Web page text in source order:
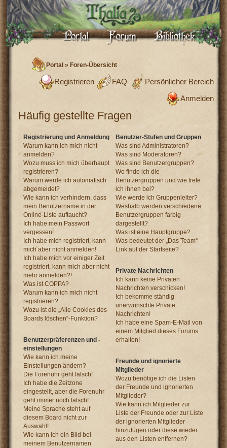
Portal »Foren-Übersicht
Persönlicher Bereich
FAQ
Registrieren
Anmelden
Häufig gestellte Fragen
Registrierung und Anmeldung
Warum kann ich mich nicht
anmelden?
Wozu muss ich mich überhaupt
registrieren?
Warum werde ich automatisch
abgemeldet?
Wie kann ich verhindern, dass
mein Benutzername in der
Online-Liste auftaucht?
Ich habe mein Passwort
vergessen!
Ich habe mich registriert, kann
mich aber nicht anmelden!
Ich habe mich vor einiger Zeit
registriert, kann mich aber nicht
mehr anmelden?!
Was ist COPPA?
Warum kann ich mich nicht
registrieren?
Wozu ist die „Alle Cookies des
Boards löschen“-Funktion?
Benutzerpräferenzen und -
einstellungen
Wie kann ich meine
Einstellungen ändern?
Die Forenuhr geht falsch!
Ich habe die Zeitzone
eingestellt, aber die Forenuhr
geht immer noch falsch!
Meine Sprache steht auf
diesem Board nicht zur
Auswahl!
Wie kann ich ein Bild bei
meinem Benutzernamen
Benutzer-Stufen und Gruppen
Was sind Administratoren?
Was sind Moderatoren?
Was sind Benutzergruppen?
Wo finde ich die
Benutzergruppen und wie trete
ich ihnen bei?
Wie werde ich Gruppenleiter?
Weshalb werden verschiedene
Benutzergruppen farbig
dargestellt?
Was ist eine Hauptgruppe?
Was bedeutet der „Das Team“-
Link auf der Startseite?
Private Nachrichten
Ich kann keine Privaten
Nachrichten verschicken!
Ich bekomme ständig
unerwünschte Private
Nachrichten!
Ich habe eine Spam-E-Mail von
einem Mitglied dieses Forums
erhalten!
Freunde und ignorierte
Mitglieder
Wozu benötige ich die Listen
der Freunde und ignorierten
Mitglieder?
Wie kann ich Mitglieder zur
Liste der Freunde oder zur Liste
der ignorierten Mitglieder
hinzufügen oder diese wieder
aus den Listen entfernen?